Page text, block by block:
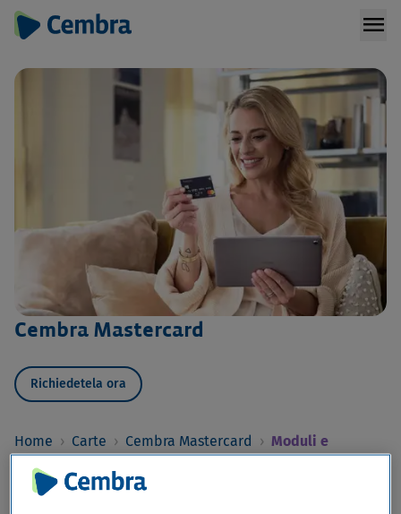
menu
Cembra Mastercard
Richiedetela ora
Home › Carte › Cembra Mastercard › Moduli e
Moduli e opuscoli